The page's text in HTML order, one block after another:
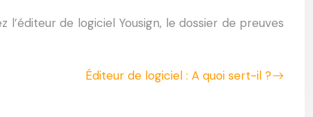
de logiciel Yousign, le dossier de preuves
Éditeur de logiciel : A quoi sert-il ?